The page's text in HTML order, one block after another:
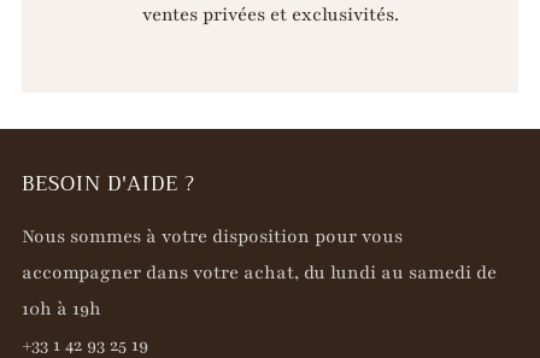
ventes privées et exclusivités.
BESOIN D'AIDE ?
Nous sommes à votre disposition pour vous
accompagner dans votre achat, du lundi au samedi de
10h à 19h
+33 1 42 93 25 19